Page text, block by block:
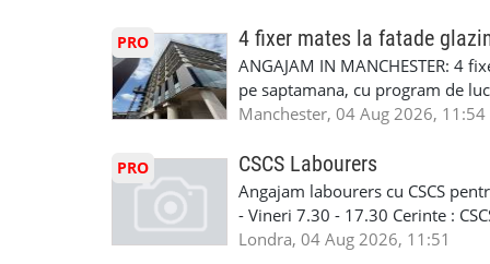
standard ✔ Confidențialitate
790 689 Email:
www.fcos.co.uk 👉
Tariful se discuta direct, in
discutie este simpla: cine esti,
Prioritate au oamenii din
carora li se termina proiectul
oferta pe care sa o folositi la
WhatsApp: +44 7467 838 881
numele, experienta si data la
https://forms.gle/
T&D GLAZING AND
PRO 4 fixer mates la fatade
ANGAJAM IN MANCHESTER:
pe saptamana, cu program de
in perioada urmatoare. Cerinte:
Tariful se discuta direct, in
discutie este simpla: cine esti,
Prioritate au oamenii din
carora li se termina proiectul
Manchester, 04 Aug 2026, 11:54
PRO CSCS Labourers
Angajam labourers cu CSCS
- Vineri 7.30 - 17.30 Cerinte :
Londra, 04 Aug 2026, 11:51